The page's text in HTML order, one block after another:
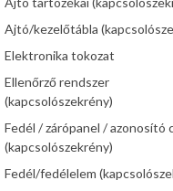
Ajtó/kezelőtábla
Elektronika tokozat
Ellenőrző rendszer
(kapcsolószekrény)
Fedél / zárópanel / azonosító
(kapcsolószekrény)
Fedél/fedélelem